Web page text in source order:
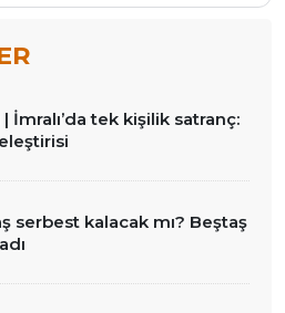
İmralı’da tek kişilik satranç:
serbest kalacak mı? Beştaş